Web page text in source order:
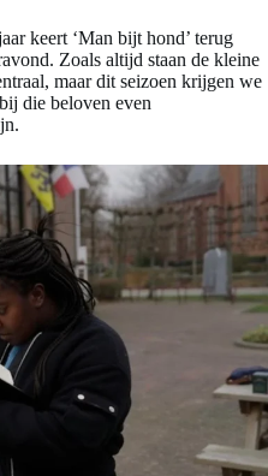
keert ‘Man bijt hond’ terug
Zoals altijd staan de kleine
maar dit seizoen krijgen we
die beloven even